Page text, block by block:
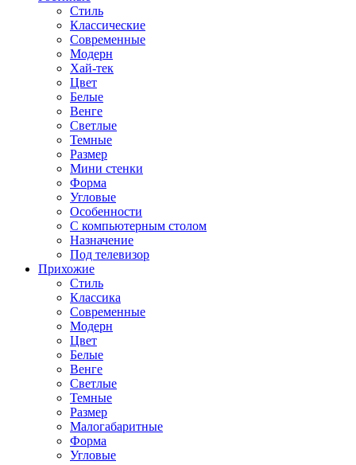
Стиль
Классические
Современные
Модерн
Хай-тек
Цвет
Белые
Венге
Светлые
Темные
Размер
Мини стенки
Форма
Угловые
Особенности
С компьютерным столом
Назначение
Под телевизор
Прихожие
Стиль
Классика
Современные
Модерн
Цвет
Белые
Венге
Светлые
Темные
Размер
Малогабаритные
Форма
Угловые